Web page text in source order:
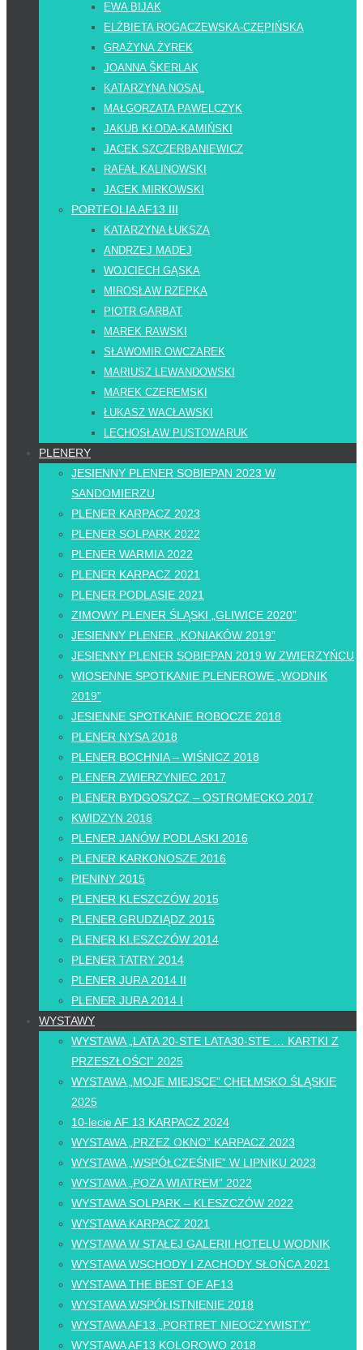
EWA BIJAK
ELŻBIETA ROGACZEWSKA-CZĘPIŃSKA
GRAŻYNA ŻYREK
JOANNA ŠKERLAK
KATARZYNA NOSAL
MAŁGORZATA PAWELCZYK
JAKUB KŁODA-KAMIŃSKI
JACEK SZCZERBANIEWICZ
RAFAŁ KALINOWSKI
JACEK MIRKOWSKI
PORTFOLIA AF13 III
KATARZYNA ŁUKSZA
ANDRZEJ MADEJ
WOJCIECH GĄSKA
MIROSŁAW RZEPKA
PIOTR GARBAT
MAREK RAWSKI
SŁAWOMIR OWCZAREK
MARIUSZ LEWANDOWSKI
MAREK CZEREMSKI
ŁUKASZ WACŁAWSKI
LECHOSŁAW PUSTOWARUK
PLENERY
JESIENNY PLENER SOBIEPAN 2023 W
SANDOMIERZU
PLENER KARPACZ 2023
PLENER SOLPARK 2022
PLENER WARMIA 2022
PLENER KARPACZ 2021
PLENER PODLASIE 2021
ZIMOWY PLENER ŚLĄSKI „GLIWICE 2020”
JESIENNY PLENER „KONIAKÓW 2019”
JESIENNY PLENER SOBIEPAN 2019 W ZWIERZYŃCU
WIOSENNE SPOTKANIE PLENEROWE „WODNIK
2019”
JESIENNE SPOTKANIE ROBOCZE 2018
PLENER NYSA 2018
PLENER BOCHNIA – WIŚNICZ 2018
PLENER ZWIERZYNIEC 2017
PLENER BYDGOSZCZ – OSTROMECKO 2017
KWIDZYN 2016
PLENER JANÓW PODLASKI 2016
PLENER KARKONOSZE 2016
PIENINY 2015
PLENER KLESZCZÓW 2015
PLENER GRUDZIĄDZ 2015
PLENER KLESZCZÓW 2014
PLENER TATRY 2014
PLENER JURA 2014 II
PLENER JURA 2014 I
WYSTAWY
WYSTAWA „LATA 20-STE LATA30-STE … KARTKI Z
PRZESZŁOŚCI” 2025
WYSTAWA „MOJE MIEJSCE” CHEŁMSKO ŚLĄSKIE
2025
10-lecie AF 13 KARPACZ 2024
WYSTAWA „PRZEZ OKNO” KARPACZ 2023
WYSTAWA „WSPÓŁCZEŚNIE” W LIPNIKU 2023
WYSTAWA „POZA WIATREM” 2022
WYSTAWA SOLPARK – KLESZCZÓW 2022
WYSTAWA KARPACZ 2021
WYSTAWA W STAŁEJ GALERII HOTELU WODNIK
WYSTAWA WSCHODY I ZACHODY SŁOŃCA 2021
WYSTAWA THE BEST OF AF13
WYSTAWA WSPÓŁISTNIENIE 2018
WYSTAWA AF13 „PORTRET NIEOCZYWISTY”
WYSTAWA AF13 KOLOROWO 2018